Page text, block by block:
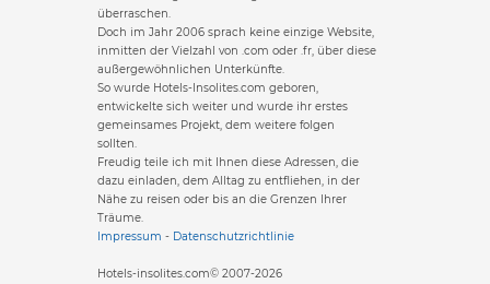
überraschen.
Doch im Jahr 2006 sprach keine einzige Website,
inmitten der Vielzahl von .com oder .fr, über diese
außergewöhnlichen Unterkünfte.
So wurde Hotels-Insolites.com geboren,
entwickelte sich weiter und wurde ihr erstes
gemeinsames Projekt, dem weitere folgen
sollten.
Freudig teile ich mit Ihnen diese Adressen, die
dazu einladen, dem Alltag zu entfliehen, in der
Nähe zu reisen oder bis an die Grenzen Ihrer
Träume.
Impressum - Datenschutzrichtlinie
Hotels-insolites.com© 2007-2026